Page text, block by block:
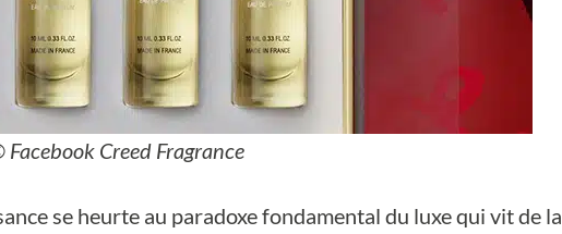
Facebook Creed Fragrance
se heurte au paradoxe fondamental du luxe qui vit de la